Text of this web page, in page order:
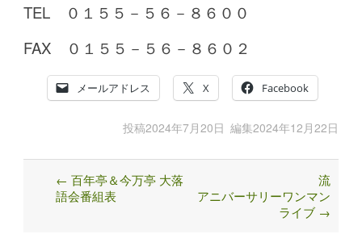
TEL ０１５５－５６－８６００
FAX ０１５５－５６－８６０２
メールアドレス X Facebook
投稿2024年7月20日 編集2024年12月22日
Post
navigation
← 百年亭＆今万亭 大落
語会番組表
流
アニバーサリーワンマン
ライブ →